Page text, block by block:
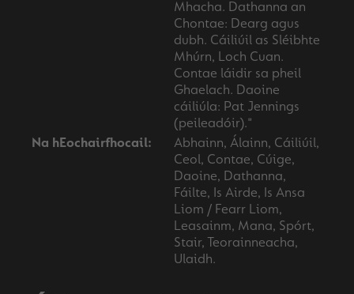
Mhacha. Dathanna an
Chontae: Dearg agus
dubh. Cáiliúil as Sléibhte
Mhúrn, Loch Cuan.
Contae láidir sa pheil
Ghaelach. Daoine
cáiliúla: Pat Jennings
(peileadóir)."
Na hEochairfhocail:
Abhainn, Álainn, Cáiliúil,
Ceol, Contae, Cúige,
Daoine, Dathanna,
Fáilte, Is Airde, Is Ansa
Liom / Fearr Liom,
Leasainm, Mana, Spórt,
Stair, Teorainneacha,
Ulaidh.